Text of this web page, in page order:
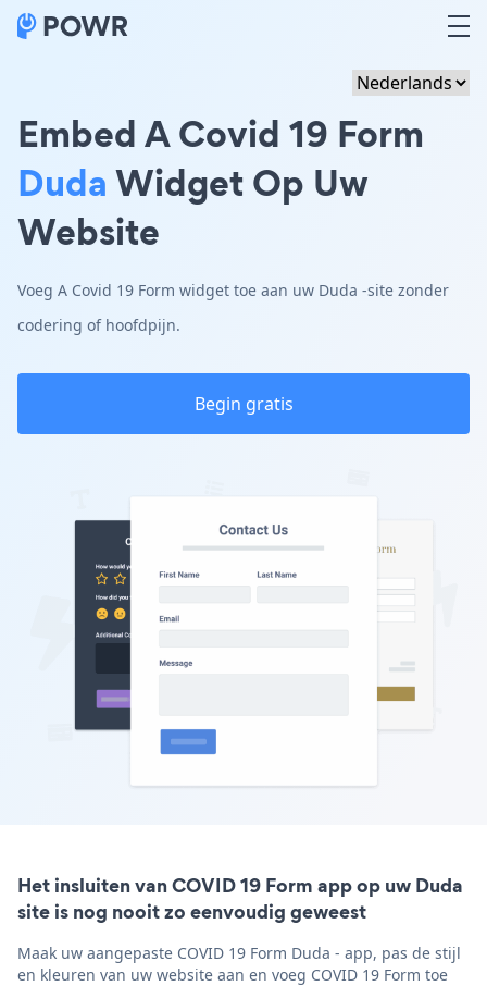
Embed A Covid 19 Form
DudaWidget Op Uw
Website
Voeg A Covid 19 Form widget toe aan uw Duda -site zonder
codering of hoofdpijn.
Begin gratis
Het insluiten van COVID 19 Form app op uw Duda
site is nog nooit zo eenvoudig geweest
Maak uw aangepaste COVID 19 Form Duda - app, pas de stijl
en kleuren van uw website aan en voeg COVID 19 Form toe